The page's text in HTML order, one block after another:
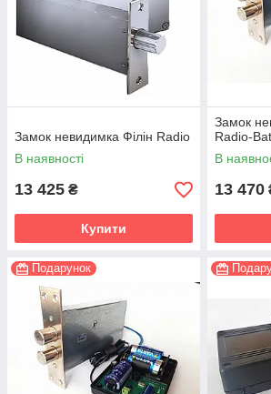
Замок невидимка Філін Radio
В наявності
13 425 ₴
Купити
Замок
Radio-
В
13 470
Подарунок